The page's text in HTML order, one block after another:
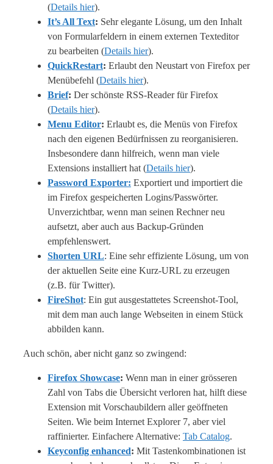
(Details hier).
It’s All Text: Sehr elegante Lösung, um den Inhalt
von Formularfeldern in einem externen Texteditor
zu bearbeiten (Details hier).
QuickRestart: Erlaubt den Neustart von Firefox per
Menübefehl (Details hier).
Brief: Der schönste RSS-Reader für Firefox
(Details hier).
Menu Editor: Erlaubt es, die Menüs von Firefox
nach den eigenen Bedürfnissen zu reorganisieren.
Insbesondere dann hilfreich, wenn man viele
Extensions installiert hat (Details hier).
Password Exporter: Exportiert und importiert die
im Firefox gespeicherten Logins/Passwörter.
Unverzichtbar, wenn man seinen Rechner neu
aufsetzt, aber auch aus Backup-Gründen
empfehlenswert.
Shorten URL: Eine sehr effiziente Lösung, um von
der aktuellen Seite eine Kurz-URL zu erzeugen
(z.B. für Twitter).
FireShot: Ein gut ausgestattetes Screenshot-Tool,
mit dem man auch lange Webseiten in einem Stück
abbilden kann.
Auch schön, aber nicht ganz so zwingend:
Firefox Showcase: Wenn man in einer grösseren
Zahl von Tabs die Übersicht verloren hat, hilft diese
Extension mit Vorschaubildern aller geöffneten
Seiten. Wie beim Internet Explorer 7, aber viel
raffinierter. Einfachere Alternative: Tab Catalog.
Keyconfig enhanced: Mit Tastenkombinationen ist